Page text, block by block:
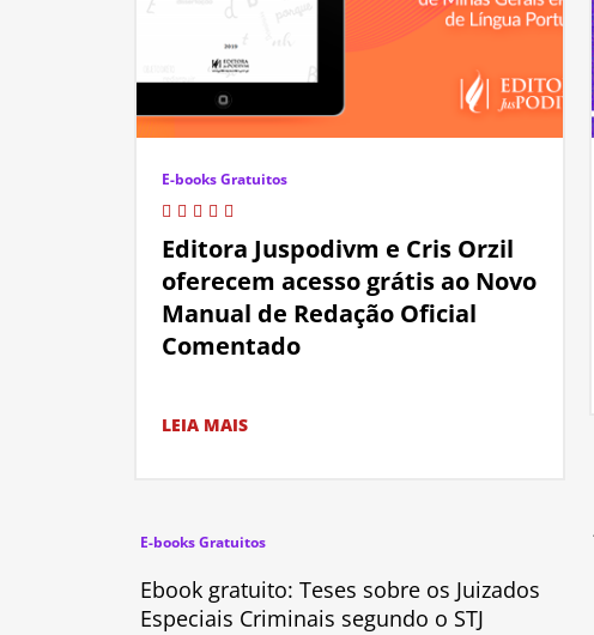
E-books Gratuitos
Editora Juspodivm e Cris Orzil
oferecem acesso grátis ao Novo
Manual de Redação Oficial
Comentado
LEIA MAIS
E-books Gratuitos
Ebook gratuito: Teses sobre os Juizados
Especiais Criminais segundo o STJ